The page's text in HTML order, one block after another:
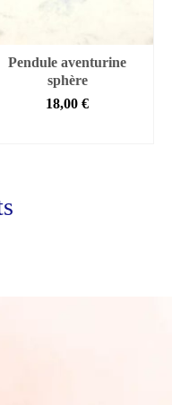
Pendule aventurine
sphère
18,00 €